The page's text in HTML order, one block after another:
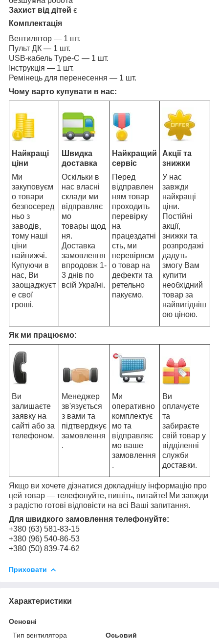
Захист від дітей є
Комплектація
Вентилятор — 1 шт.
Пульт ДК — 1 шт.
USB-кабель Type-C — 1 шт.
Інструкція — 1 шт.
Ремінець для перенесення — 1 шт.
Чому варто купувати в нас:
Найкращі
ціни
Ми
закуповуєм
о товари
безпосеред
ньо з
заводів,
тому наші
ціни
найнижчі.
Купуючи в
нас, Ви
заощаджуєт
е свої
гроші.
Швидка
доставка
Оскільки в
нас власні
склади ми
відправляє
мо
товары щод
ня.
Доставка
замовлення
впродовж 1-
3 днів по
всій Україні.
Найкращий
сервіс
Перед
відправлен
ням товар
проходить
перевірку
на
працездатні
сть, ми
перевіряєм
о товар на
дефекти та
ретельно
пакуємо.
Акції та
знижки
У нас
завжди
найкращі
ціни.
Постійні
акції,
знижки та
розпродажі
дадуть
змогу Вам
купити
необхідний
товар за
найвигідніш
ою ціною.
Як ми працюємо:
Ви
залишаєте
заявку на
сайті або за
телефоном.
Менеджер
зв'язується
з вами та
підтверджує
замовлення
.
Ми
оперативно
комплектує
мо та
відправляє
мо ваше
замовлення
.
Ви
оплачуєте
та
забираєте
свій товар у
відділенні
служби
доставки.
Якщо ви хочете дізнатися докладнішу інформацію про
цей товар — телефонуйте, пишіть, питайте! Ми завжди
з радістю готові відповісти на всі Ваші запитання.
Для швидкого замовлення телефонуйте:
+380 (63) 581-83-15
+380 (96) 540-86-53
+380 (50) 839-74-62
Приховати
Характеристики
Основні
Тип вентилятора
Осьовий